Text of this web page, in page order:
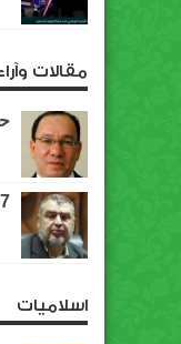
مقالات
7 دروس مستفادة من ثورة يناير
اسلاميات